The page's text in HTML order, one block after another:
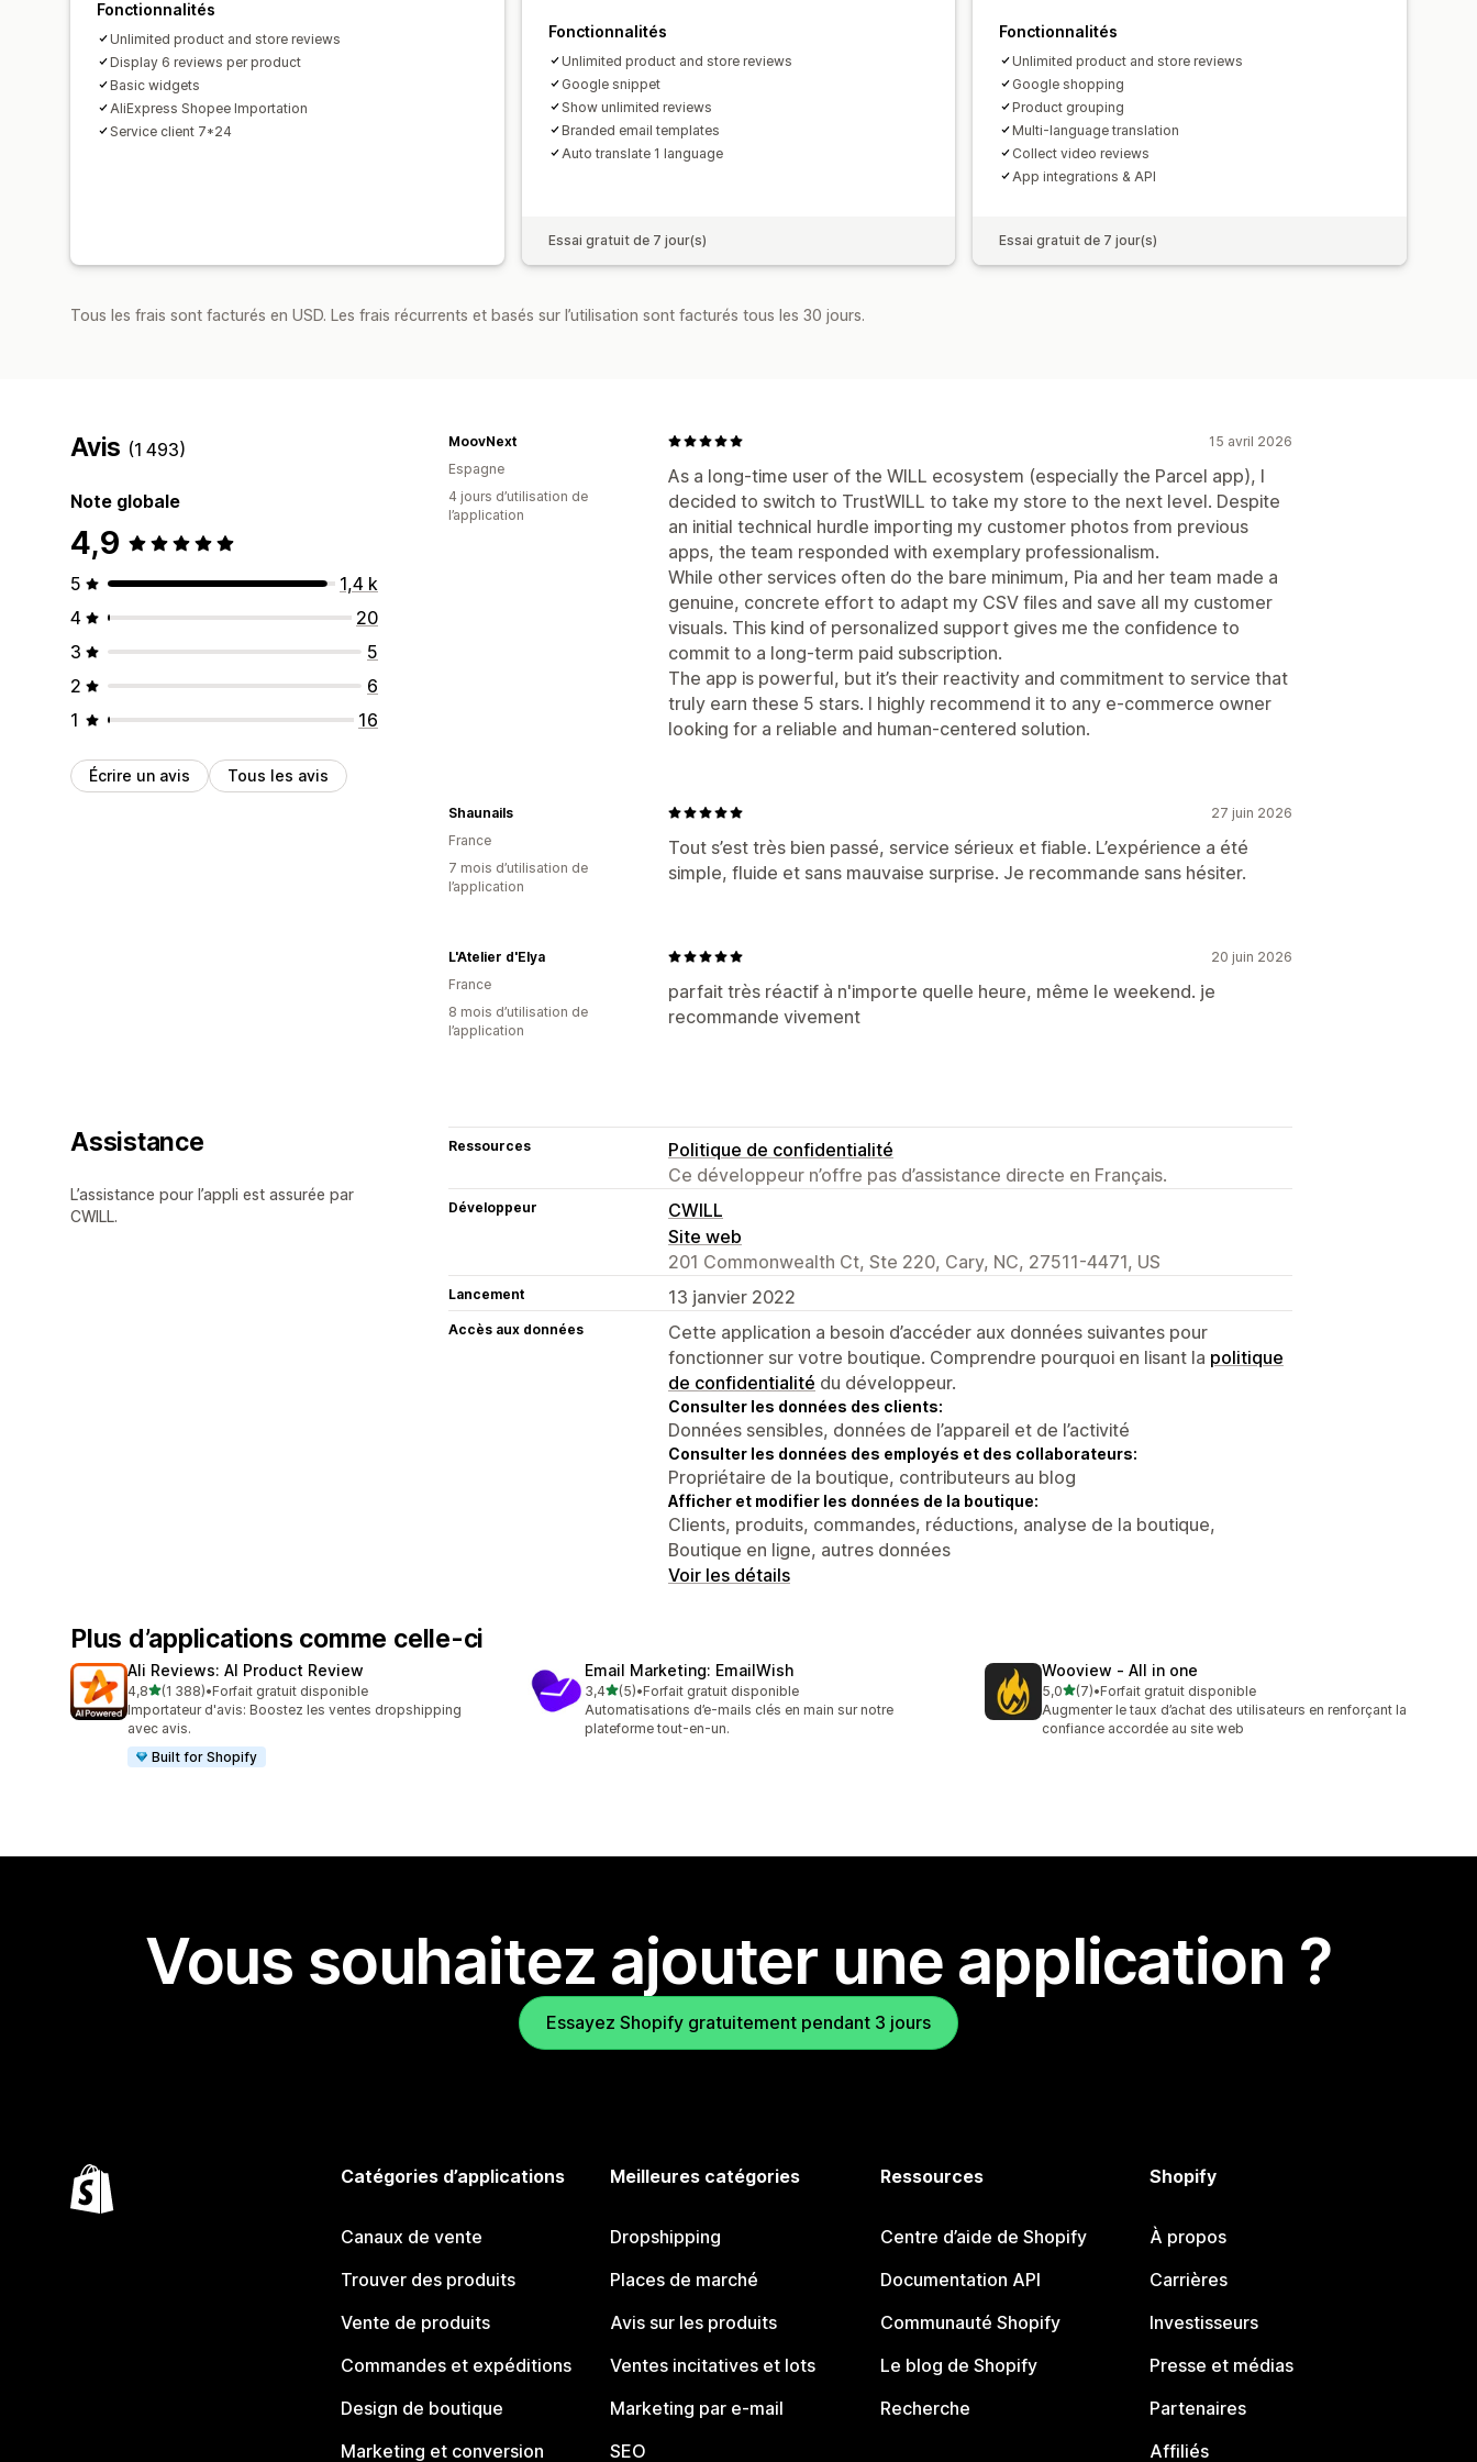
Fonctionnalités
Unlimited product and store reviews
Display 6 reviews per product
Basic widgets
AliExpress Shopee Importation
Service client 7*24
Fonctionnalités
Unlimited product and store reviews
Google snippet
Show unlimited reviews
Branded email templates
Auto translate 1 language
Essai gratuit de 7 jour(s)
Fonctionnalités
Unlimited product and store reviews
Google shopping
Product grouping
Multi-language translation
Collect video reviews
App integrations & API
Essai gratuit de 7 jour(s)
Tous les frais sont facturés en USD. Les frais récurrents et basés sur l’utilisation sont facturés tous les 30 jours.
Avis (1 493)
Note globale
4,9
5
1,4 k
4
20
3
5
2
6
1
16
Écrire un avis Tous les avis
15 avril 2026
As a long-time user of the WILL ecosystem (especially the Parcel app), I
decided to switch to TrustWILL to take my store to the next level. Despite
an initial technical hurdle importing my customer photos from previous
apps, the team responded with exemplary professionalism.
While other services often do the bare minimum, Pia and her team made a
genuine, concrete effort to adapt my CSV files and save all my customer
visuals. This kind of personalized support gives me the confidence to
commit to a long-term paid subscription.
The app is powerful, but it’s their reactivity and commitment to service that
truly earn these 5 stars. I highly recommend it to any e-commerce owner
looking for a reliable and human-centered solution.
MoovNext
Espagne
4 jours d’utilisation de
l’application
27 juin 2026
Tout s’est très bien passé, service sérieux et fiable. L’expérience a été
simple, fluide et sans mauvaise surprise. Je recommande sans hésiter.
Shaunails
France
7 mois d’utilisation de
l’application
20 juin 2026
parfait très réactif à n'importe quelle heure, même le weekend. je
recommande vivement
L'Atelier d'Elya
France
8 mois d’utilisation de
l’application
Assistance
L’assistance pour l’appli est assurée par
CWILL.
Ressources
Politique de confidentialité
Ce développeur n’offre pas d’assistance directe en Français.
Développeur
CWILL
Site web
201 Commonwealth Ct, Ste 220, Cary, NC, 27511-4471, US
Lancement 13 janvier 2022
Accès aux données
Cette application a besoin d’accéder aux données suivantes pour
fonctionner sur votre boutique. Comprendre pourquoi en lisant la politique
de confidentialité du développeur.
Consulter les données des clients:
Données sensibles, données de l’appareil et de l’activité
Consulter les données des employés et des collaborateurs:
Propriétaire de la boutique, contributeurs au blog
Afficher et modifier les données de la boutique:
Clients, produits, commandes, réductions, analyse de la boutique,
Boutique en ligne, autres données
Voir les détails
Plus d’applications comme celle-ci
Ali Reviews: AI Product Review
4,8étoile(s) sur 5
(1 388)
1388 avis au total
•Forfait gratuit disponible
Importateur d'avis: Boostez les ventes dropshipping
avec avis.
Built for Shopify
Email Marketing: EmailWish
3,4étoile(s) sur 5
(5)
5 avis au total
•Forfait gratuit disponible
Automatisations d’e-mails clés en main sur notre
plateforme tout-en-un.
Wooview ‑ All in one
5,0étoile(s) sur 5
(7)
7 avis au total
•Forfait gratuit disponible
Augmenter le taux d’achat des utilisateurs en renforçant la
confiance accordée au site web
Vous souhaitez ajouter une application ?
Essayez Shopify gratuitement pendant 3 jours
Catégories d’applications
Canaux de vente
Trouver des produits
Vente de produits
Commandes et expéditions
Design de boutique
Marketing et conversion
Meilleures catégories
Dropshipping
Places de marché
Avis sur les produits
Ventes incitatives et lots
Marketing par e-mail
SEO
Ressources
Centre d’aide de Shopify
Documentation API
Communauté Shopify
Le blog de Shopify
Recherche
Shopify
À propos
Carrières
Investisseurs
Presse et médias
Partenaires
Affiliés